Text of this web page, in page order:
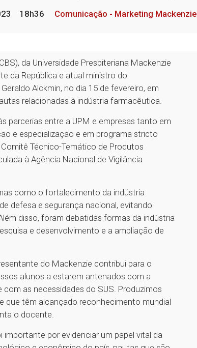
18h36 Comunicação - Marketing Mackenzie
da Universidade Presbiteriana Mackenzie
da República e atual ministro do
Alckmin, no dia 15 de fevereiro, em
relacionadas à indústria farmacêutica.
parcerias entre a UPM e empresas tanto em
e especialização e em programa stricto
Técnico-Temático de Produtos
à Agência Nacional de Vigilância
como o fortalecimento da indústria
defesa e segurança nacional, evitando
disso, foram debatidas formas da indústria
e desenvolvimento e a ampliação de
do Mackenzie contribui para o
alunos a estarem antenados com a
as necessidades do SUS. Produzimos
que têm alcançado reconhecimento mundial
o docente.
por evidenciar um papel vital da